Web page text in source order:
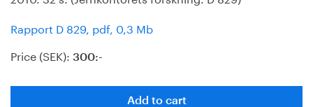
Rapport D 829, pdf, 0,3 Mb
Price (SEK): 300:-
Add to cart